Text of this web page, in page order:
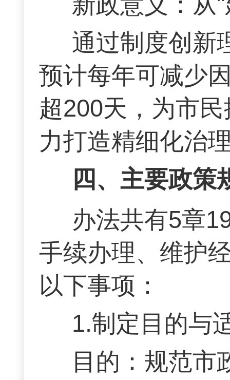
通过制度创新
预计每年可减少
超200天，为市
力打造精细化治
四、主要政策
办法共有5章
手续办理、维护
以下事项：
1.制定目的与
目的：规范市